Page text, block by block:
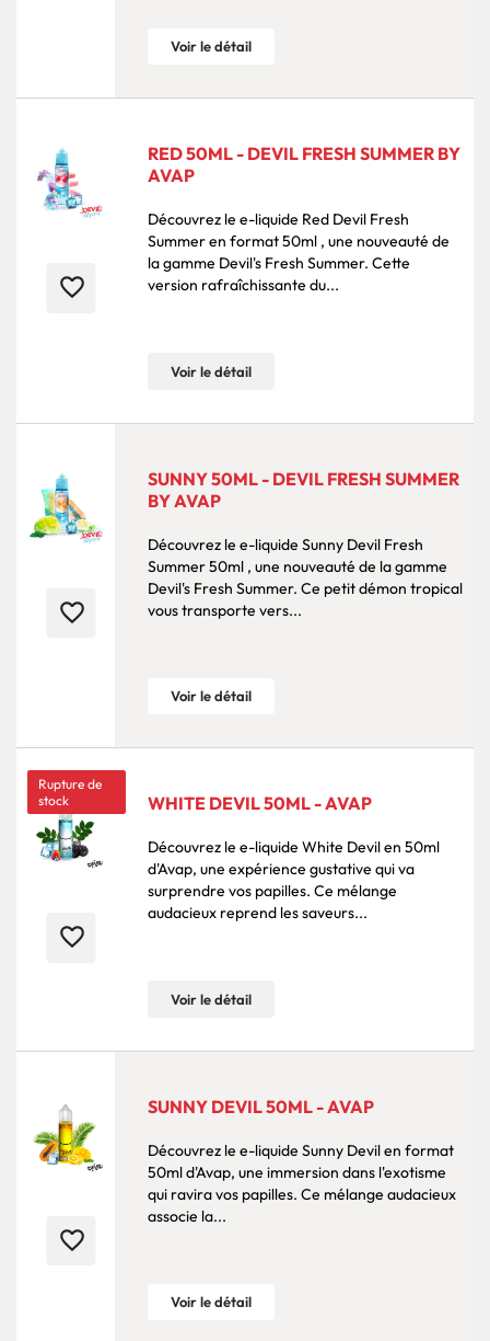
Voir le détail
favorite_border
RED 50ML - DEVIL FRESH SUMMER BY
AVAP
Découvrez le e-liquide Red Devil Fresh
Summer en format 50ml , une nouveauté de
la gamme Devil's Fresh Summer. Cette
version rafraîchissante du...
Voir le détail
favorite_border
SUNNY 50ML - DEVIL FRESH SUMMER
BY AVAP
Découvrez le e-liquide Sunny Devil Fresh
Summer 50ml , une nouveauté de la gamme
Devil's Fresh Summer. Ce petit démon tropical
vous transporte vers...
Voir le détail
Rupture de
stock
favorite_border
WHITE DEVIL 50ML - AVAP
Découvrez le e-liquide White Devil en 50ml
d'Avap, une expérience gustative qui va
surprendre vos papilles. Ce mélange
audacieux reprend les saveurs...
Voir le détail
favorite_border
SUNNY DEVIL 50ML - AVAP
Découvrez le e-liquide Sunny Devil en format
50ml d'Avap, une immersion dans l'exotisme
qui ravira vos papilles. Ce mélange audacieux
associe la...
Voir le détail